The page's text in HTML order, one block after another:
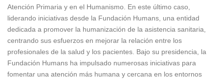
Atención Primaria y en el Humanismo. En este último caso,
liderando iniciativas desde la Fundación Humans, una entidad
dedicada a promover la humanización de la asistencia sanitaria,
centrando sus esfuerzos en mejorar la relación entre los
profesionales de la salud y los pacientes. Bajo su presidencia, la
Fundación Humans ha impulsado numerosas iniciativas para
fomentar una atención más humana y cercana en los entornos